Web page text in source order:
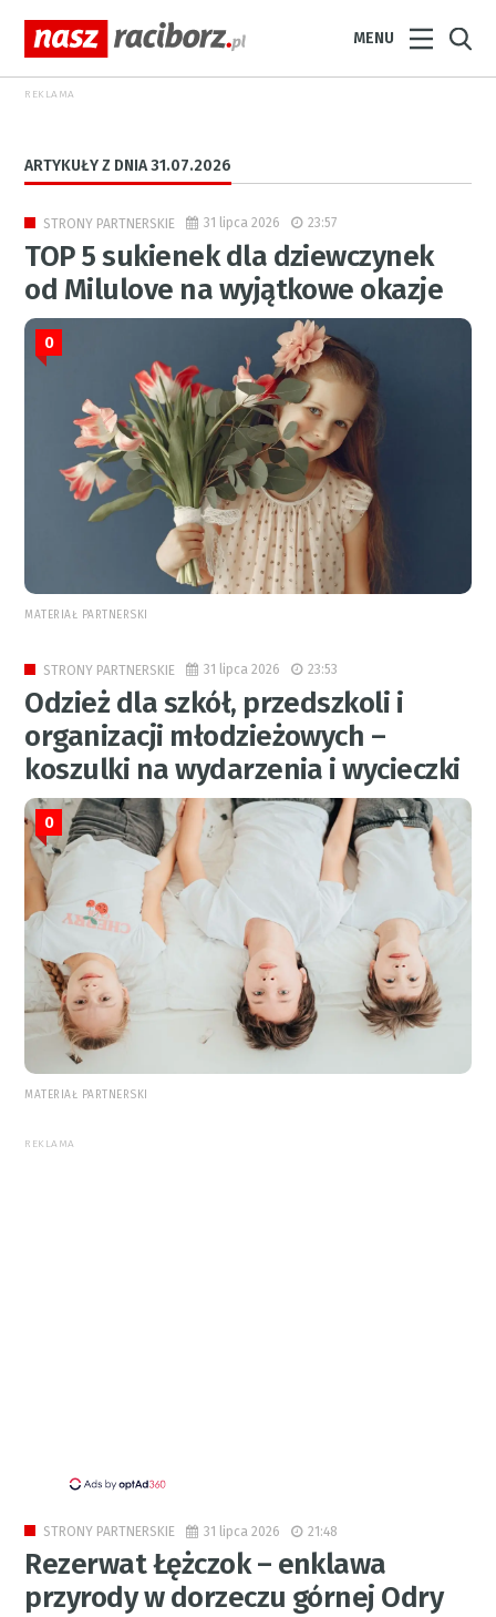
MENU
REKLAMA
ARTYKUŁY Z DNIA 31.07.2026
STRONY PARTNERSKIE 31 lipca 2026 23:57
TOP 5 sukienek dla dziewczynek
od Milulove na wyjątkowe okazje
0
MATERIAŁ PARTNERSKI
STRONY PARTNERSKIE 31 lipca 2026 23:53
Odzież dla szkół, przedszkoli i
organizacji młodzieżowych –
koszulki na wydarzenia i wycieczki
0
MATERIAŁ PARTNERSKI
REKLAMA
STRONY PARTNERSKIE 31 lipca 2026 21:48
Rezerwat Łężczok – enklawa
przyrody w dorzeczu górnej Odry